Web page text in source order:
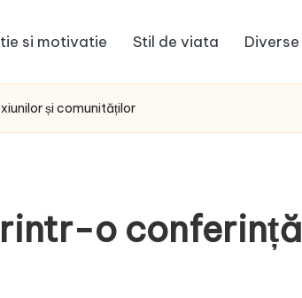
si motivatie Stil de viata Diverse
și comunităților
o